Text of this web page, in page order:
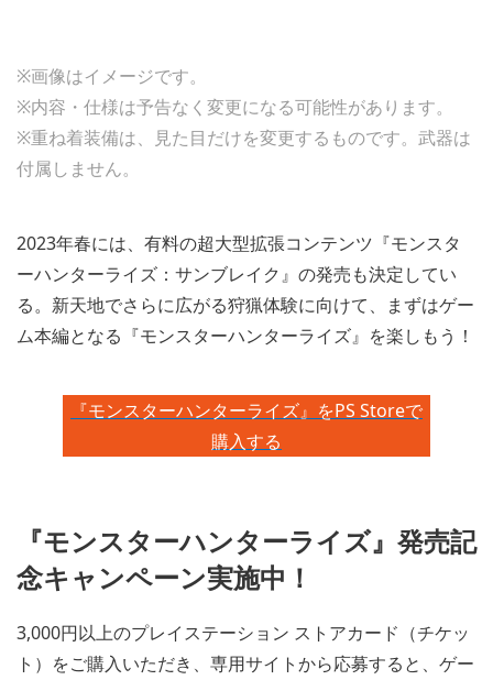
※画像はイメージです。
※内容・仕様は予告なく変更になる可能性があります。
※重ね着装備は、見た目だけを変更するものです。武器は
付属しません。
2023年春には、有料の超大型拡張コンテンツ『モンスタ
ーハンターライズ：サンブレイク』の発売も決定してい
る。新天地でさらに広がる狩猟体験に向けて、まずはゲー
ム本編となる『モンスターハンターライズ』を楽しもう！
『モンスターハンターライズ』をPS Storeで
購入する
『モンスターハンターライズ』発売記
念キャンペーン実施中！
3,000円以上のプレイステーション ストアカード（チケッ
ト）をご購入いただき、専用サイトから応募すると、ゲー